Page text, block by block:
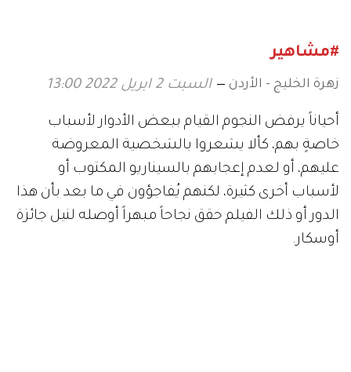
#مشاهير
زهرة الخليج - الأردن السبت 2 ابريل 2022 13:00
أحياناً يرفض النجوم القيام ببعض الأدوار لأسباب
خاصةٍ بهم، كألا يشعروا بالشخصية المعروضة
عليهم، أو لعدم إعجابهم بالسيناريو المكتوب أو
لأسباب أخرى كثيرة، لكنهم يُفاجؤون في ما بعد بأن هذا
الدور أو ذلك الفيلم حقق نجاحاً مبهراً أوصله لنيل جائزة
أوسكار.